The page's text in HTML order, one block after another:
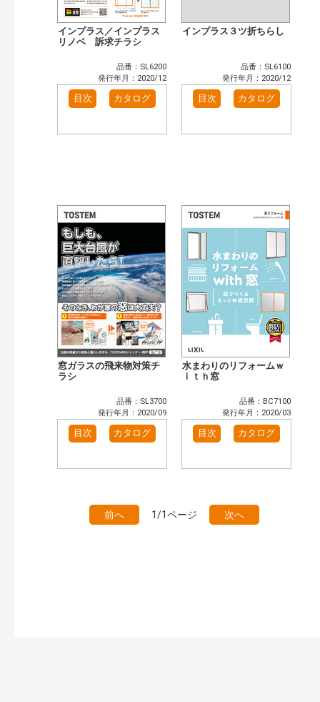
インプラス／インプラス
リノベ 訴求チラシ
品番：SL6200
発行年月：2020/12
目次 カタログ
インプラス３ツ折ちらし
品番：SL6100
発行年月：2020/12
目次 カタログ
窓ガラスの飛来物対策チ
ラシ
品番：SL3700
発行年月：2020/09
目次 カタログ
水まわりのリフォームｗ
ｉｔｈ窓
品番：BC7100
発行年月：2020/03
目次 カタログ
前へ 1/1ページ 次へ